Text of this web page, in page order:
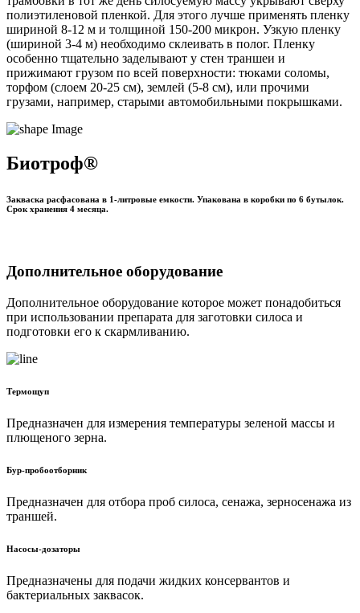
полиэтиленовой пленкой. Для этого лучше применять пленку
шириной 8-12 м и толщиной 150-200 микрон. Узкую пленку
(шириной 3-4 м) необходимо склеивать в полог. Пленку
особенно тщательно заделывают у стен траншеи и
прижимают грузом по всей поверхности: тюками соломы,
торфом (слоем 20-25 см), землей (5-8 см), или прочими
грузами, например, старыми автомобильными покрышками.
Биотроф®
Закваска расфасована в 1-литровые емкости. Упакована в коробки по 6 бутылок.
Срок хранения 4 месяца.
Дополнительное оборудование
Дополнительное оборудование которое может понадобиться
при использовании препарата для заготовки силоса и
подготовки его к скармливанию.
Термощуп
Предназначен для измерения температуры зеленой массы и
плющеного зерна.
Бур-пробоотборник
Предназначен для отбора проб силоса, сенажа, зерносенажа из
траншей.
Насосы-дозаторы
Предназначены для подачи жидких консервантов и
бактериальных заквасок.